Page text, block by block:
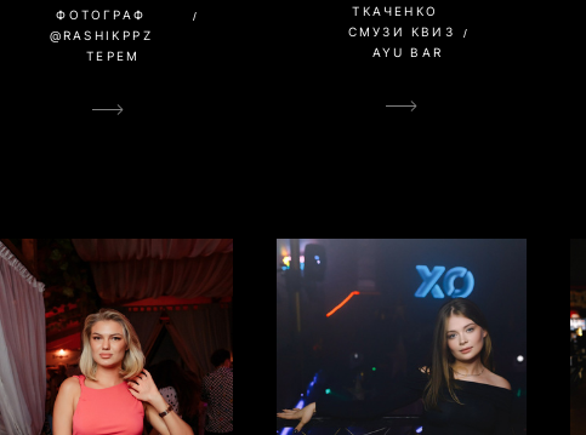
ФОТОГРАФ
@RASHIKPPZ
ТЕРЕМ
ТКАЧЕНКО
СМУЗИ КВИЗ
AYU BAR